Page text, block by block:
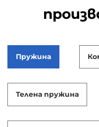
Пружина
Телена пружина